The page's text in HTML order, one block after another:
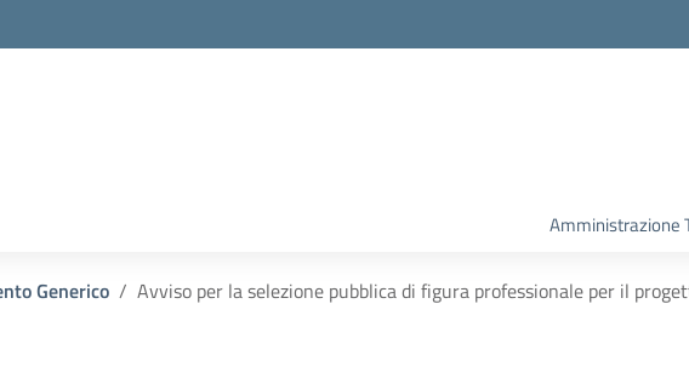
Amministrazione
Generico Avviso per la selezione pubblica di figura professionale per il